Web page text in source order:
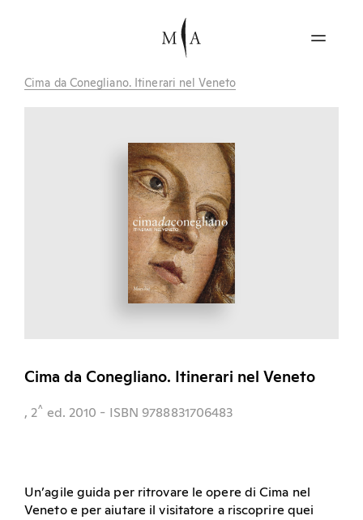
Cima da Conegliano. Itinerari nel Veneto
Cima da Conegliano. Itinerari nel Veneto
, 2^ ed. 2010 - ISBN 9788831706483
Un’agile guida per ritrovare le opere di Cima nel
Veneto e per aiutare il visitatore a riscoprire quei